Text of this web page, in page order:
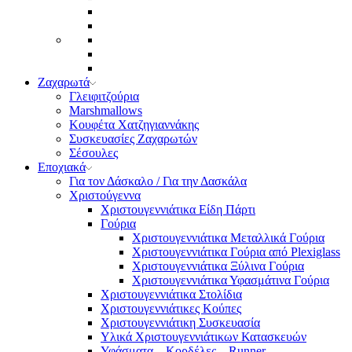
Ζαχαρωτά
Γλειφιτζούρια
Marshmallows
Κουφέτα Χατζηγιαννάκης
Συσκευασίες Ζαχαρωτών
Σέσουλες
Εποχιακά
Για τον Δάσκαλο / Για την Δασκάλα
Χριστούγεννα
Χριστουγεννιάτικα Είδη Πάρτι
Γούρια
Χριστουγεννιάτικα Μεταλλικά Γούρια
Χριστουγεννιάτικα Γούρια από Plexiglass
Χριστουγεννιάτικα Ξύλινα Γούρια
Χριστουγεννιάτικα Υφασμάτινα Γούρια
Χριστουγεννιάτικα Στολίδια
Χριστουγεννιάτικες Κούπες
Χριστουγεννιάτικη Συσκευασία
Υλικά Χριστουγεννιάτικων Κατασκευών